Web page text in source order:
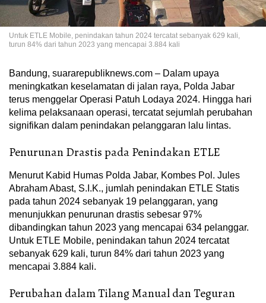
Untuk ETLE Mobile, penindakan tahun 2024 tercatat sebanyak 629 kali,
turun 84% dari tahun 2023 yang mencapai 3.884 kali
Bandung, suararepubliknews.com – Dalam upaya
meningkatkan keselamatan di jalan raya, Polda Jabar
terus menggelar Operasi Patuh Lodaya 2024. Hingga hari
kelima pelaksanaan operasi, tercatat sejumlah perubahan
signifikan dalam penindakan pelanggaran lalu lintas.
Penurunan Drastis pada Penindakan ETLE
Menurut Kabid Humas Polda Jabar, Kombes Pol. Jules
Abraham Abast, S.I.K., jumlah penindakan ETLE Statis
pada tahun 2024 sebanyak 19 pelanggaran, yang
menunjukkan penurunan drastis sebesar 97%
dibandingkan tahun 2023 yang mencapai 634 pelanggar.
Untuk ETLE Mobile, penindakan tahun 2024 tercatat
sebanyak 629 kali, turun 84% dari tahun 2023 yang
mencapai 3.884 kali.
Perubahan dalam Tilang Manual dan Teguran